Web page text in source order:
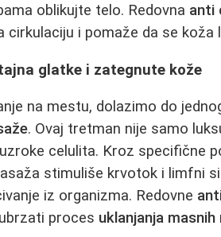
oblikujte telo. Redovna anti
cirkulaciju i pomaže da se koža
glatke i zategnute kože
na mestu, dolazimo do
. Ovaj tretman nije samo
celulita. Kroz specifične
stimuliše krvotok i limfni
iz organizma. Redovne
proces uklanjanja masnih